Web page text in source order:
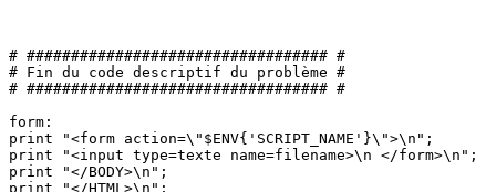
# ################################## #
# Fin du code descriptif du problème #
# ################################## #
form:
print "<form action=\"$ENV{'SCRIPT_NAME'}\">\n";
print "<input type=texte name=filename>\n </form>\n";
print "</BODY>\n";
print "</HTML>\n";